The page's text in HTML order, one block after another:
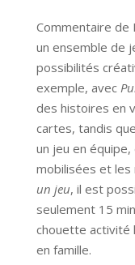
Commentaire de
un ensemble de
possibilités
exemple, avec
des histoires en
cartes, tandis que
un jeu en
mobilisées et les
un jeu, il est
seulement 15
chouette activité
en famille.